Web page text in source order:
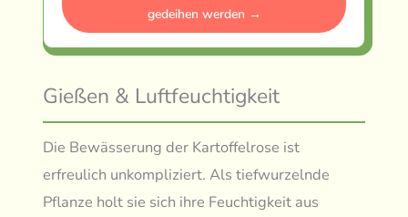
gedeihen werden →
Gießen & Luftfeuchtigkeit
Die Bewässerung der Kartoffelrose ist
erfreulich unkompliziert. Als tiefwurzelnde
Pflanze holt sie sich ihre Feuchtigkeit aus